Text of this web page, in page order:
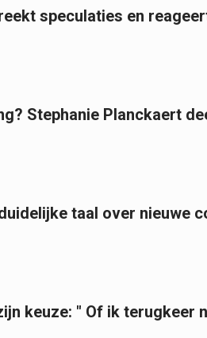
speculaties en
Stephanie Planckaert
taal over nieuwe
keuze: " Of ik terugkeer